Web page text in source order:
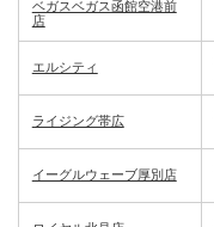
ベガスベガス函館空港前
店
エルシティ
ライジング帯広
イーグルウェーブ厚別店